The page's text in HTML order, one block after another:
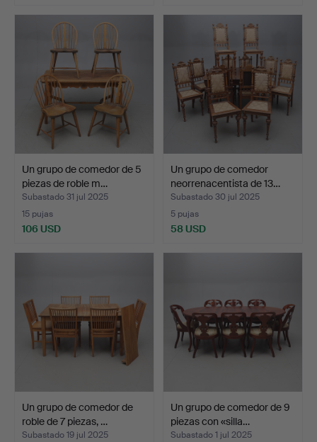
Un grupo de comedor de 5
piezas de roble m…
Subastado 31 jul 2025
15 pujas
106 USD
Un grupo de comedor
neorrenacentista de 13…
Subastado 30 jul 2025
5 pujas
58 USD
Un grupo de comedor de
roble de 7 piezas, …
Subastado 19 jul 2025
Un grupo de comedor de 9
piezas con «silla…
Subastado 1 jul 2025